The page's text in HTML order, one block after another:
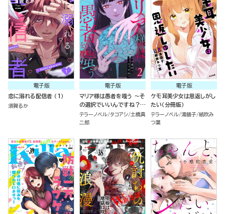
電子版
恋に溺れる配信者 （1）
須賀るか
電子版
マリア様は愚者を嗤う ～そ
の選択でいいんですね？～
（2）
テラーノベル タコアシ 土橋真
二郎
電子版
ケモ耳美少女は恩返しがし
たい（分冊版）
テラーノベル 湯猫子 紙吹み
つ葉